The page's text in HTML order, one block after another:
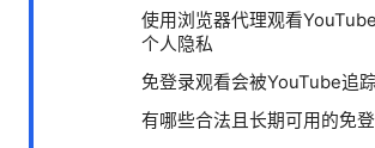
使用浏览器代理观看
个人隐私
免登录观看会被YouTube追
有哪些合法且长期可用的免